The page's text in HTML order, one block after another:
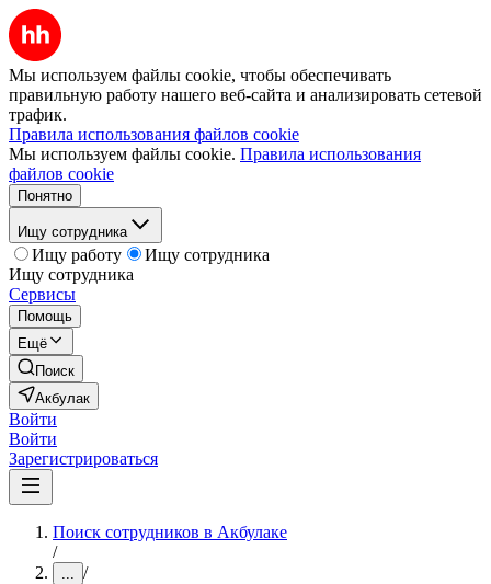
Мы используем файлы cookie, чтобы обеспечивать
правильную работу нашего веб-сайта и анализировать сетевой
трафик.
Правила использования файлов cookie
Мы используем файлы cookie. Правила использования
файлов cookie
Понятно
Ищу сотрудника
Ищу работу
Ищу сотрудника
Ищу сотрудника
Сервисы
Помощь
Ещё
Поиск
Акбулак
Войти
Войти
Зарегистрироваться
Поиск сотрудников в Акбулаке
/
... /